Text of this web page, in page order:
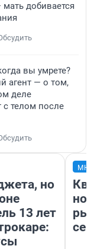
мать добивается
вы умрете?
агент — о том,
деле
с телом после
но
13 лет
но